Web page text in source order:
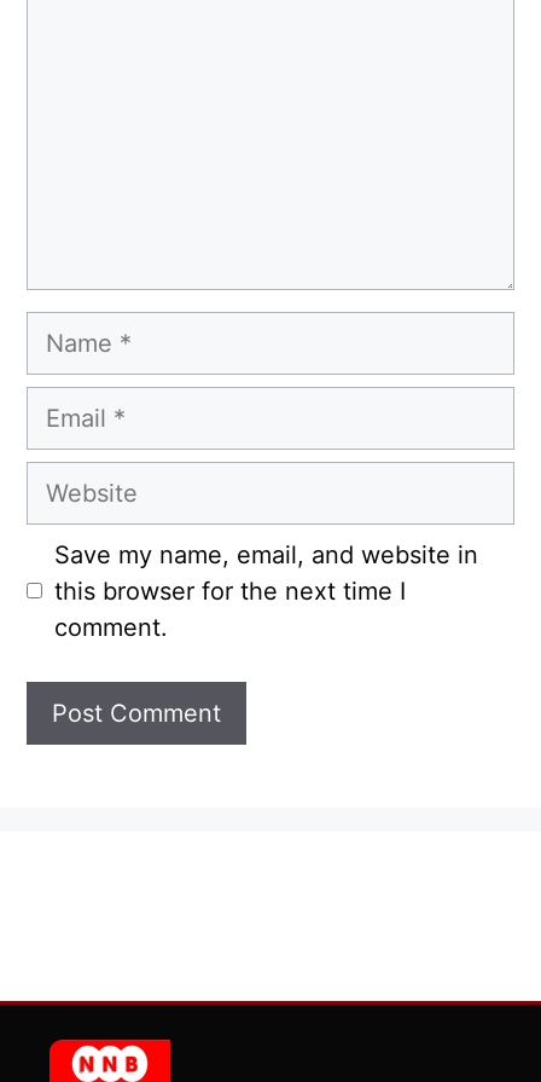
Name
Email
Website
Save my name, email, and website in
this browser for the next time I
comment.